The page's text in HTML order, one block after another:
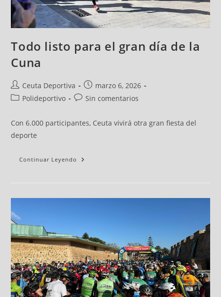
Todo listo para el gran día de la
Cuna
Ceuta Deportiva
marzo 6, 2026
Polideportivo
Sin comentarios
Con 6.000 participantes, Ceuta vivirá otra gran fiesta del
deporte
Continuar Leyendo